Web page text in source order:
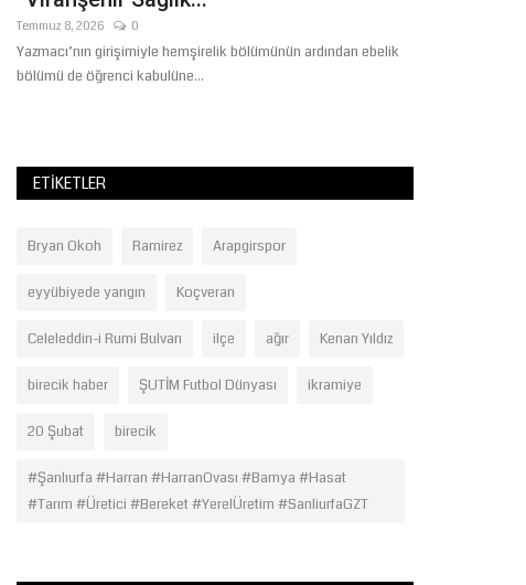
Temmuz 8, 2026 0
Yazmacı’nın girişimiyle hemşirelik bölümünün ardından ebelik
bölümü de öğrenci kabulüne...
ETIKETLER
Bryan Okoh Ramirez Arapgirspor
eyyübiyede yangın Koçveran
Celeleddin-i Rumi Bulvarı ilçe ağır Kenan Yıldız
birecik haber ŞUTİM Futbol Dünyası ikramiye
20 Şubat birecik
#Şanlıurfa #Harran #HarranOvası #Bamya #Hasat
#Tarım #Üretici #Bereket #YerelÜretim #SanliurfaGZT